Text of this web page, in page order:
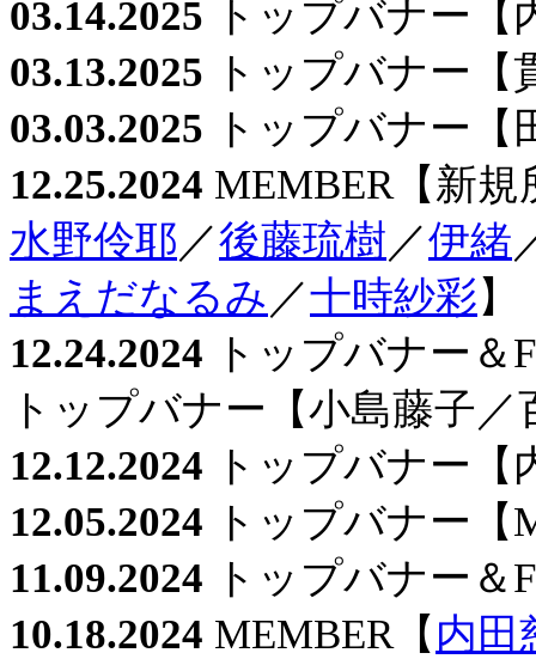
03.14.2025 トップバナー【
03.13.2025 トップバナー【
03.03.2025 トップバナー【
12.25.2024 MEMBER【新規
水野伶耶／後藤琉樹／伊緒
まえだなるみ ／十時紗彩】
12.24.2024 トップバナー＆
トップバナー【小島藤子／
12.12.2024 トップバナー【
12.05.2024 トップバナー【
11.09.2024 トップバナー＆
10.18.2024 MEMBER【 内田